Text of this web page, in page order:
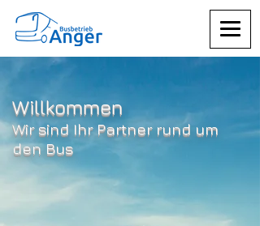
Willkommen
Wir sind Ihr Partner rund um
den Bus